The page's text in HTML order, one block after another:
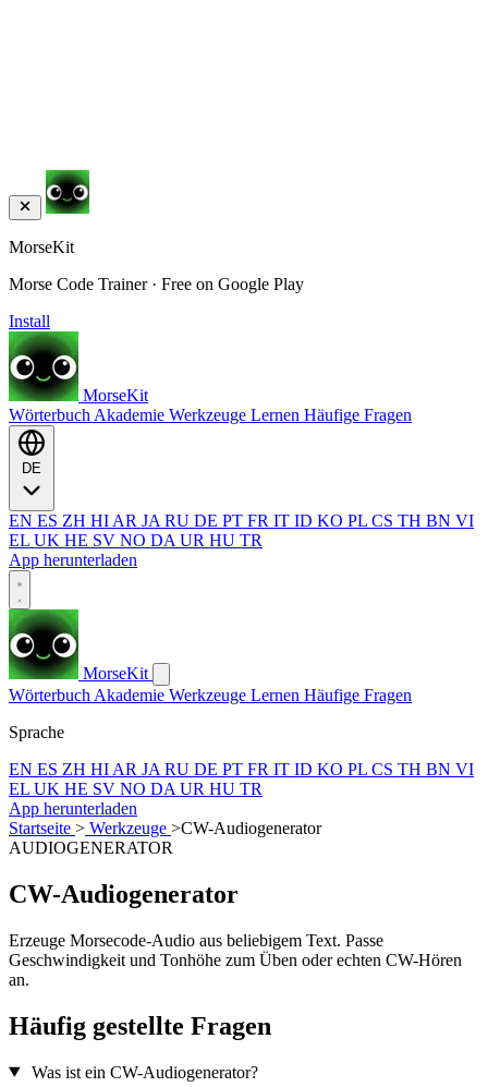
MorseKit
Morse Code Trainer · Free on Google Play
Install
MorseKit
Wörterbuch Akademie Werkzeuge Lernen Häufige Fragen
EN ES ZH HI AR JA RU DE PT FR IT ID KO PL CS TH BN VI
EL UK HE SV NO DA UR HU TR
App herunterladen
MorseKit
Wörterbuch Akademie Werkzeuge Lernen Häufige Fragen
Sprache
EN ES ZH HI AR JA RU DE PT FR IT ID KO PL CS TH BN VI
EL UK HE SV NO DA UR HU TR
App herunterladen
Startseite > Werkzeuge >CW-Audiogenerator
AUDIOGENERATOR
CW-Audiogenerator
Erzeuge Morsecode-Audio aus beliebigem Text. Passe
Geschwindigkeit und Tonhöhe zum Üben oder echten CW-Hören
an.
Häufig gestellte Fragen
Was ist ein CW-Audiogenerator?